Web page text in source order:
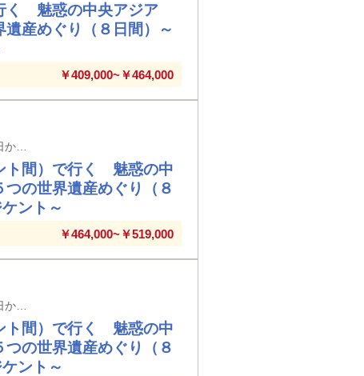
く 魅惑の中央アジア
産めぐり（８日間）～
￥409,000~￥464,000
ト間）で行く 魅惑の中
の世界遺産めぐり（８
ント～
￥464,000~￥519,000
ト間）で行く 魅惑の中
の世界遺産めぐり（８
ント～